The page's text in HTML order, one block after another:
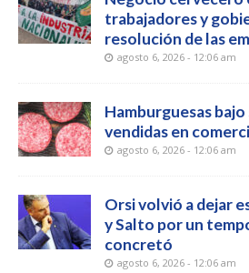
trabajadores y
resolución de las
agosto 6, 2026 - 12:06 am
Hamburguesas
vendidas en
agosto 6, 2026 - 12:06 am
Orsi volvió a dejar
y Salto por un
concretó
agosto 6, 2026 - 12:06 am